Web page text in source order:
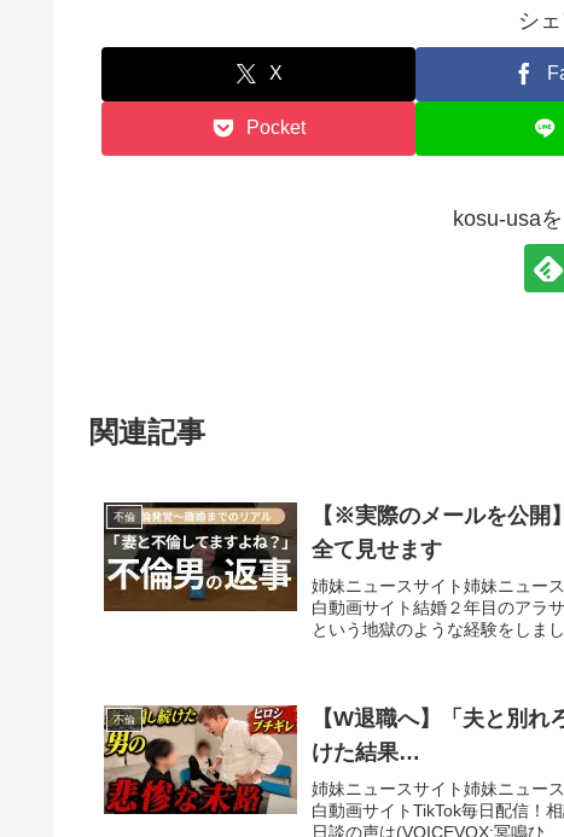
シ
X
Pocket
kosu-usa
関連記事
不倫
【※実際のメールを公開
全て見せます
姉妹ニュースサイト姉妹ニュー
白動画サイト結婚２年目のアラ
という地獄のような経験をしま
不倫
【W退職へ】「夫と別
けた結果…
姉妹ニュースサイト姉妹ニュー
白動画サイトTikTok毎日配信！
日談の声は(VOICEVOX:冥鳴ひ...